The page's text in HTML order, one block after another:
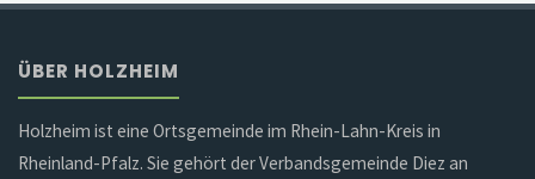
ÜBER HOLZHEIM
Holzheim ist eine Ortsgemeinde im Rhein-Lahn-Kreis in
Rheinland-Pfalz. Sie gehört der Verbandsgemeinde Diez an